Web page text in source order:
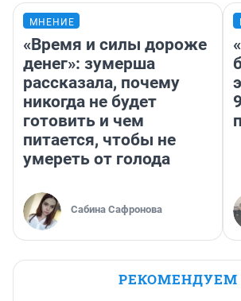
МНЕНИЕ
«Время и силы дороже
денег»: зумерша
рассказала, почему
никогда не будет
готовить и чем
питается, чтобы не
умереть от голода
Сабина Сафронова
РЕКОМЕНДУЕМ